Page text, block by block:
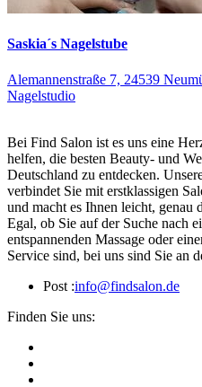
Saskia´s Nagelstube
Alemannenstraße 7, 24539
Nagelstudio
Bei Find Salon ist es uns eine
helfen, die besten Beauty- und
Deutschland zu entdecken.
verbindet Sie mit erstklassigen
und macht es Ihnen leicht, genau
Egal, ob Sie auf der Suche nach
entspannenden Massage oder
Service sind, bei uns sind Sie an
Post :info@findsalon.de
Finden Sie uns: